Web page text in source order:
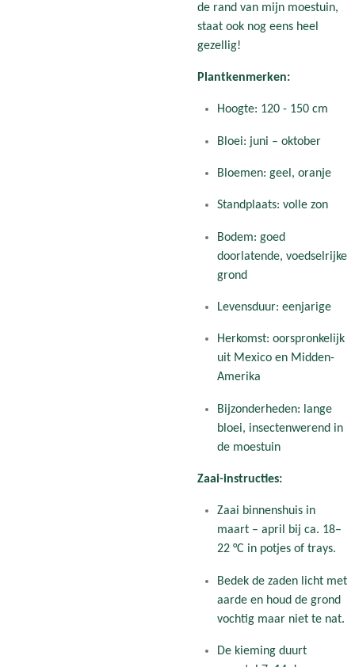
de rand van mijn moestuin,
staat ook nog eens heel
gezellig!
Plantkenmerken:
Hoogte: 120 - 150 cm
Bloei: juni – oktober
Bloemen: geel, oranje
Standplaats: volle zon
Bodem: goed
doorlatende, voedselrijke
grond
Levensduur: eenjarige
Herkomst: oorspronkelijk
uit Mexico en Midden-
Amerika
Bijzonderheden: lange
bloei, insectenwerend in
de moestuin
Zaai-instructies:
Zaai binnenshuis in
maart – april bij ca. 18–
22 °C in potjes of trays.
Bedek de zaden licht met
aarde en houd de grond
vochtig maar niet te nat.
De kieming duurt